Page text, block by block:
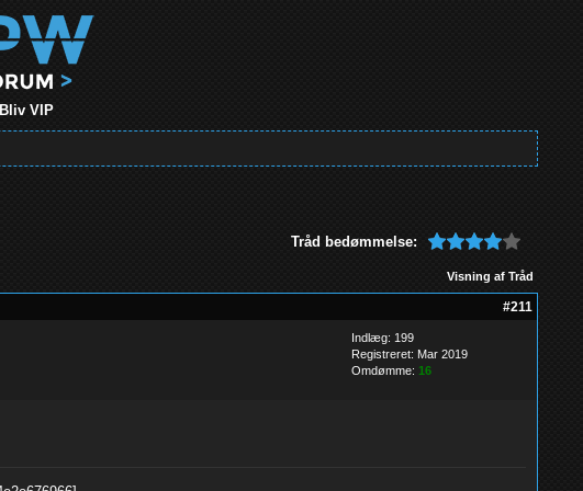
Bliv VIP
Tråd bedømmelse:
Visning af Tråd
#211
Indlæg: 199
Registreret: Mar 2019
Omdømme: 16